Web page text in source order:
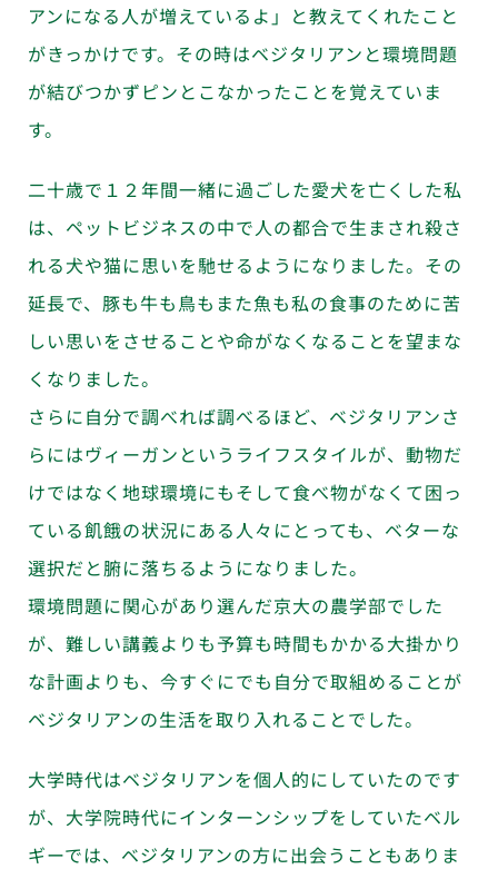
アンになる人が増えているよ」と教えてくれたこと
がきっかけです。その時はベジタリアンと環境問題
が結びつかずピンとこなかったことを覚えていま
す。
二十歳で１２年間一緒に過ごした愛犬を亡くした私
は、ペットビジネスの中で人の都合で生まされ殺さ
れる犬や猫に思いを馳せるようになりました。その
延長で、豚も牛も鳥もまた魚も私の食事のために苦
しい思いをさせることや命がなくなることを望まな
くなりました。
さらに自分で調べれば調べるほど、ベジタリアンさ
らにはヴィーガンというライフスタイルが、動物だ
けではなく地球環境にもそして食べ物がなくて困っ
ている飢餓の状況にある人々にとっても、ベターな
選択だと腑に落ちるようになりました。
環境問題に関心があり選んだ京大の農学部でした
が、難しい講義よりも予算も時間もかかる大掛かり
な計画よりも、今すぐにでも自分で取組めることが
ベジタリアンの生活を取り入れることでした。
大学時代はベジタリアンを個人的にしていたのです
が、大学院時代にインターンシップをしていたベル
ギーでは、ベジタリアンの方に出会うこともありま